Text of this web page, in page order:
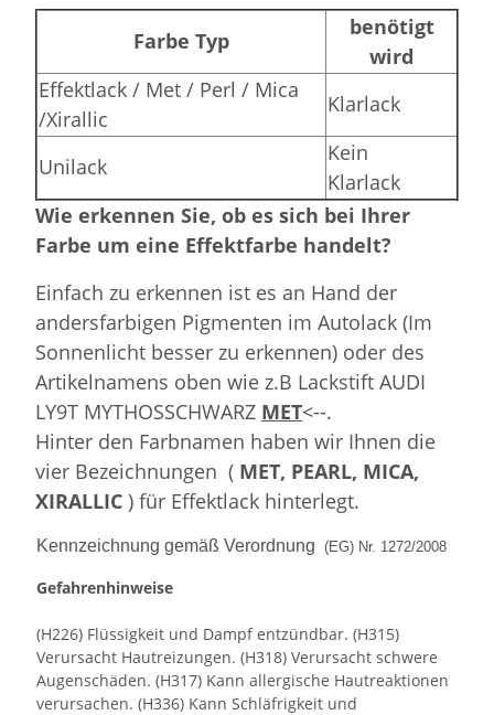
Farbe Typ
benötigt
wird
Effektlack / Met / Perl / Mica
/Xirallic
Klarlack
Unilack
Kein
Klarlack
Wie erkennen Sie, ob es sich bei Ihrer
Farbe um eine Effektfarbe handelt?
Einfach zu erkennen ist es an Hand der
andersfarbigen Pigmenten im Autolack (Im
Sonnenlicht besser zu erkennen) oder des
Artikelnamens oben wie z.B Lackstift AUDI
LY9T MYTHOSSCHWARZ MET<--.
Hinter den Farbnamen haben wir Ihnen die
vier Bezeichnungen ( MET, PEARL, MICA,
XIRALLIC ) für Effektlack hinterlegt.
Kennzeichnung gemäß Verordnung (EG) Nr. 1272/2008
Gefahrenhinweise
(H226) Flüssigkeit und Dampf entzündbar. (H315)
Verursacht Hautreizungen. (H318) Verursacht schwere
Augenschäden. (H317) Kann allergische Hautreaktionen
verursachen. (H336) Kann Schläfrigkeit und